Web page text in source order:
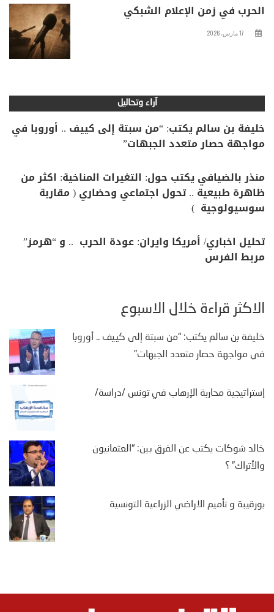
الحرب في زمن الإعلام الشبكي
17 مارس، 2026
آراء وتحاليل
خليفة بن سالم يكتب: “من سبتة إلى كييف .. أوروبا في
مواجهة حصار متعدد الجبهات”
منذر بالضيافي يكتب حول: التغيرات المناخية: اكثر من
ظاهرة طبيعية .. تحول اجتماعي وحضاري ( مقاربة
سوسيولوجية )
تحليل اخباري/ أمريكا وايران: عودة الحرب .. و “هرمز”
مربط الفرس
الأكثر قراءة خلال الأسبوع
خليفة بن سالم يكتب: “من سبتة إلى كييف .. أوروبا
في مواجهة حصار متعدد الجبهات”
إستراتيجية محاربة الإرهاب في تونس /دراسة/
خالد شوكات يكتب عن الفرق بين: “العثمانيون
والأتراك” ؟
بورقيبة و تأميم الاراضي الزراعية التونسية